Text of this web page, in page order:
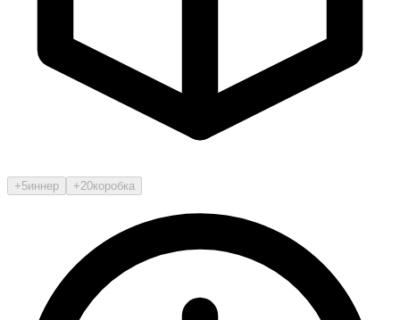
+5иннер +20коробка